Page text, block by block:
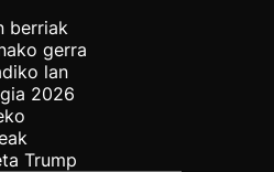
berriak
gerra
lan
2026
Trump